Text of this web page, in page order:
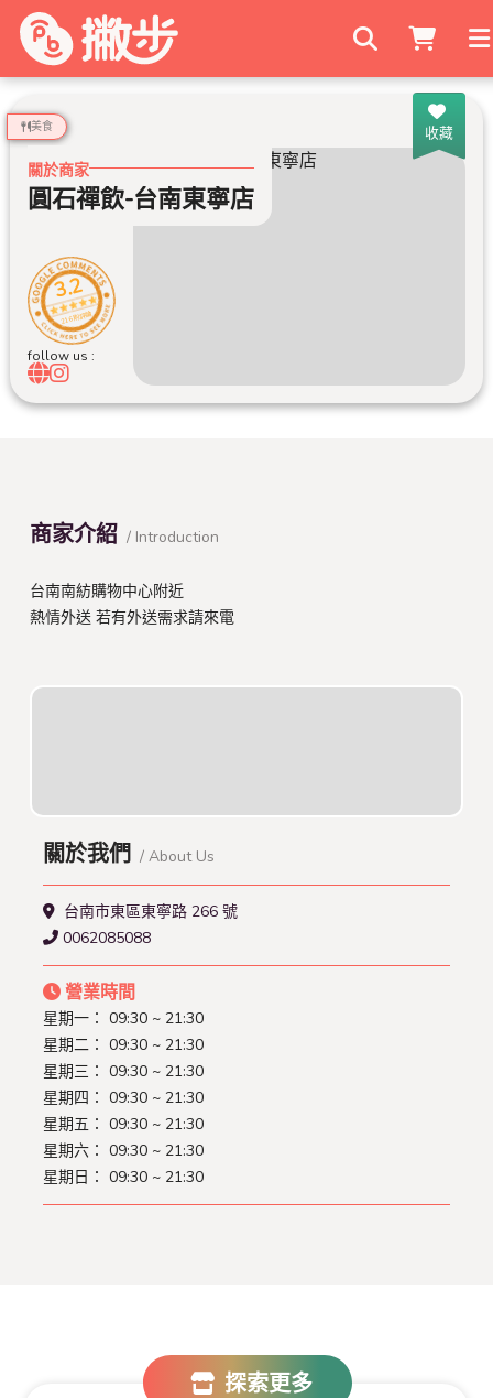
搜尋商家
收藏
美食
關於商家
圓石禪飲-台南東寧店
3.2
216 則評論
follow us :
商家介紹 / Introduction
台南南紡購物中心附近
熱情外送 若有外送需求請來電
關於我們 / About Us
台南市東區東寧路 266 號
0062085088
營業時間
星期一： 09:30 ~ 21:30
星期二： 09:30 ~ 21:30
星期三： 09:30 ~ 21:30
星期四： 09:30 ~ 21:30
星期五： 09:30 ~ 21:30
星期六： 09:30 ~ 21:30
星期日： 09:30 ~ 21:30
探索更多